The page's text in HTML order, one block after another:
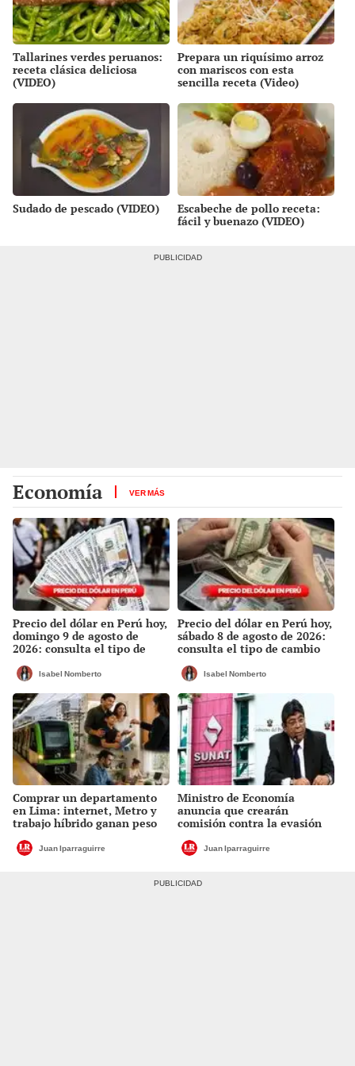
Tallarines verdes peruanos:
receta clásica deliciosa
(VIDEO)
Prepara un riquísimo arroz
con mariscos con esta
sencilla receta (Video)
Sudado de pescado (VIDEO)
Escabeche de pollo receta:
fácil y buenazo (VIDEO)
Economía VER MÁS
Precio del dólar en Perú hoy,
domingo 9 de agosto de
2026: consulta el tipo de
cambio y plataformas
digitales
Isabel Nomberto
Precio del dólar en Perú hoy,
sábado 8 de agosto de 2026:
consulta el tipo de cambio
plataformas digitales
Isabel Nomberto
Comprar un departamento
en Lima: internet, Metro y
trabajo híbrido ganan peso
Juan Iparraguirre
Ministro de Economía
anuncia que crearán
comisión contra la evasión
Juan Iparraguirre